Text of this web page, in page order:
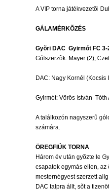
A VIP torna játékvezetõi
GÁLAMÉRKÕZÉS
Gyõri DAC  Gyirmót FC 3-
Gólszerzõk: Mayer (2),
DAC: Nagy Kornél (Kocsis
Gyirmót: Vörös István 
A találkozón nagyszerû
számára.
ÖREGFIÚK TORNA
Három év után gyõzte le
csapatok egymás ellen, az
mesternégyest szerzett
DAC talpra állt, sõt a